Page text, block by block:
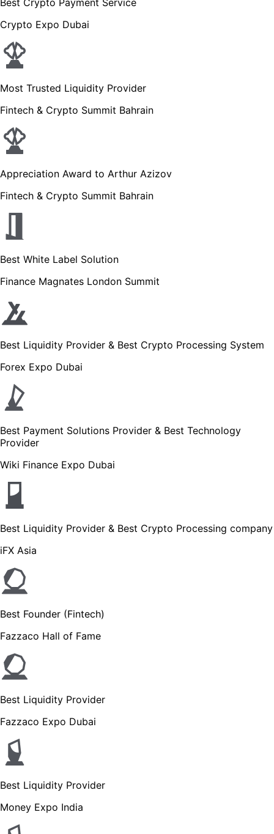
Crypto Expo Dubai
Most Trusted Liquidity Provider
Fintech & Crypto Summit Bahrain
Appreciation Award to Arthur Azizov
Fintech & Crypto Summit Bahrain
Best White Label Solution
Finance Magnates London Summit
Best Liquidity Provider & Best Crypto Processing System
Forex Expo Dubai
Best Payment Solutions Provider & Best Technology
Provider
Wiki Finance Expo Dubai
Best Liquidity Provider & Best Crypto Processing company
iFX Asia
Best Founder (Fintech)
Fazzaco Hall of Fame
Best Liquidity Provider
Fazzaco Expo Dubai
Best Liquidity Provider
Money Expo India